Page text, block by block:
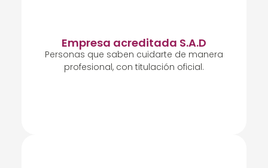
Empresa acreditada S.A.D
Personas que saben cuidarte de manera
profesional, con titulación oficial.